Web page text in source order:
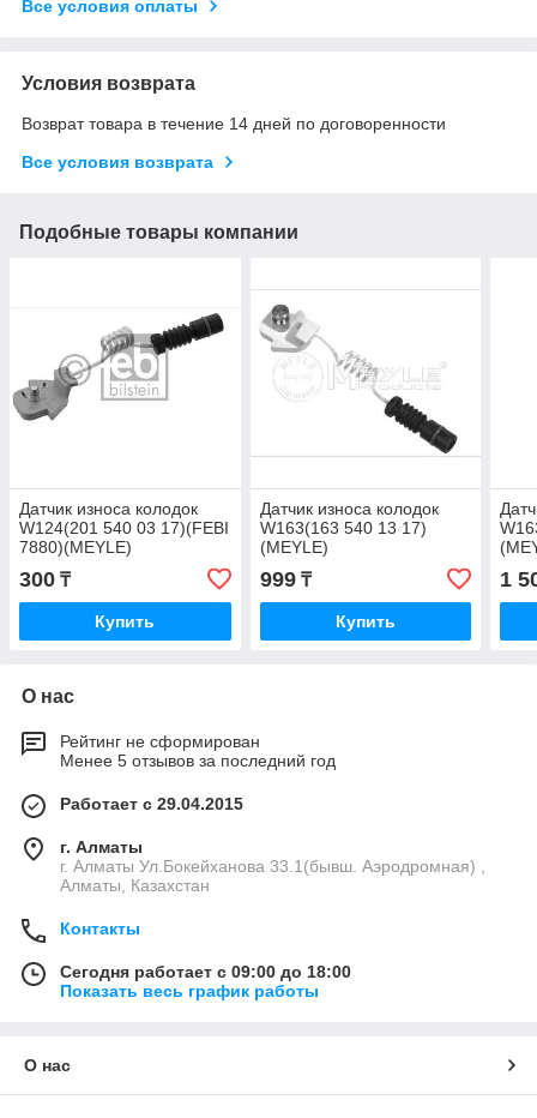
Все условия оплаты
Условия возврата
Возврат товара в течение 14 дней по договоренности
Все условия возврата
Подобные товары компании
Датчик износа колодок
W124(201 540 03 17)(FEBI
7880)(MEYLE)
300 ₸
Купить
Датчик износа колодок
W163(163 540 13 17)
(MEYLE)
999₸
Купить
1
О нас
Рейтинг не сформирован
Менее 5 отзывов за последний год
Работает с 29.04.2015
г. Алматы
г. Алматы Ул.Бокейханова 33.1(бывш. Аэродромная) ,
Алматы, Казахстан
Контакты
Сегодня работает с 09:00 до 18:00
Показать весь график работы
О нас